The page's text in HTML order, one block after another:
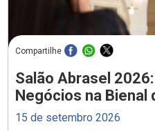
Compartilhe
Salão Abrasel
Negócios na Bienal
15 de setembro 2026